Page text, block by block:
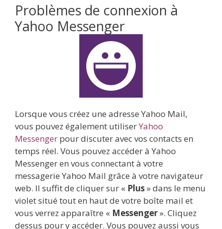
Problèmes de connexion à
Yahoo Messenger
Lorsque vous créez une adresse Yahoo Mail,
vous pouvez également utiliserYahoo
Messenger pour discuter avec vos contacts en
temps réel. Vous pouvez accéder à Yahoo
Messenger en vous connectant à votre
messagerie Yahoo Mail grâce à votre navigateur
web. Il suffit de cliquer sur « Plus» dans le menu
violet situé tout en haut de votre boîte mail et
vous verrez apparaître « Messenger». Cliquez
dessus pour y accéder. Vous pouvez aussi vous